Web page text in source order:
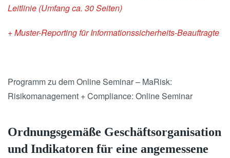
Leitlinie (Umfang ca. 30 Seiten)
+ Muster-Reporting für Informationssicherheits-Beauftragte
Programm zu dem Online Seminar – MaRisk:
Risikomanagement + Compliance: Online Seminar
Ordnungsgemäße Geschäftsorganisation
und Indikatoren für eine angemessene